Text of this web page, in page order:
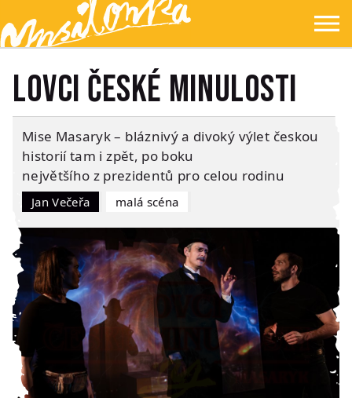
Přejít na hlavní obsah
Přejít na navigaci
Přejít na hledání
Ypsilonka ☰
Lovci české minulosti
Mise Masaryk – bláznivý a divoký výlet českou
historií tam i zpět, po boku
největšího z prezidentů pro celou rodinu
Jan Večeřa Malá scéna